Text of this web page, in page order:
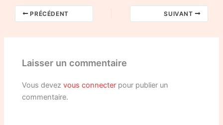
PRÉCÉDENT SUIVANT
Laisser un commentaire
Vous devezvous connecter pour publier un
commentaire.